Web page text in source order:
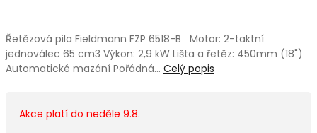
Řetězová pila Fieldmann FZP 6518-B Motor: 2-taktní
jednoválec 65 cm3 Výkon: 2,9 kW Lišta a řetěz: 450mm (18")
Automatické mazání Pořádná… Celý popis
Akce platí do neděle 9.8.